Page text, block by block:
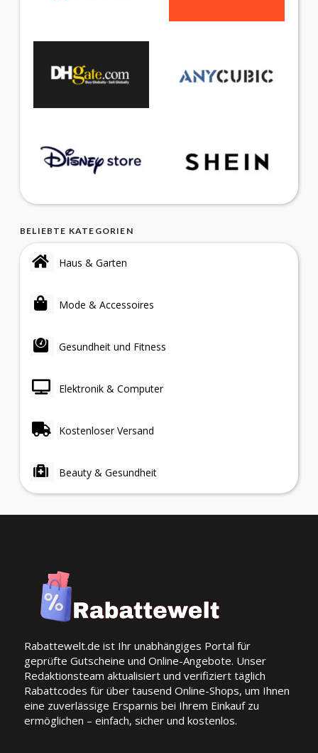
BELIEBTE KATEGORIEN
Haus & Garten
Mode & Accessoires
Gesundheit und Fitness
Elektronik & Computer
Kostenloser Versand
Beauty & Gesundheit
Rabattewelt.de ist Ihr unabhängiges Portal für
geprüfte Gutscheine und Online-Angebote. Unser
Redaktionsteam aktualisiert und verifiziert täglich
Rabattcodes für über tausend Online-Shops, um Ihnen
eine zuverlässige Ersparnis bei Ihrem Einkauf zu
ermöglichen – einfach, sicher und kostenlos.